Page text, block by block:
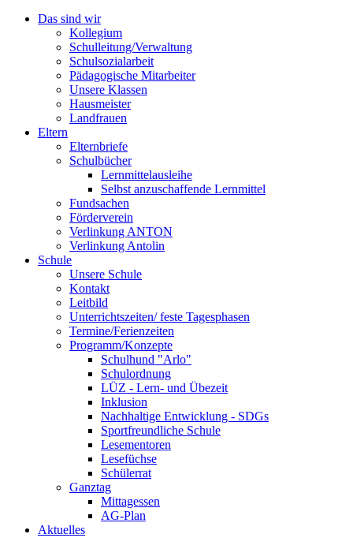
Das sind wir
Kollegium
Schulleitung/Verwaltung
Schulsozialarbeit
Pädagogische Mitarbeiter
Unsere Klassen
Hausmeister
Landfrauen
Eltern
Elternbriefe
Schulbücher
Lernmittelausleihe
Selbst anzuschaffende Lernmittel
Fundsachen
Förderverein
Verlinkung ANTON
Verlinkung Antolin
Schule
Unsere Schule
Kontakt
Leitbild
Unterrichtszeiten/ feste Tagesphasen
Termine/Ferienzeiten
Programm/Konzepte
Schulhund "Arlo"
Schulordnung
LÜZ - Lern- und Übezeit
Inklusion
Nachhaltige Entwicklung - SDGs
Sportfreundliche Schule
Lesementoren
Lesefüchse
Schülerrat
Ganztag
Mittagessen
AG-Plan
Aktuelles